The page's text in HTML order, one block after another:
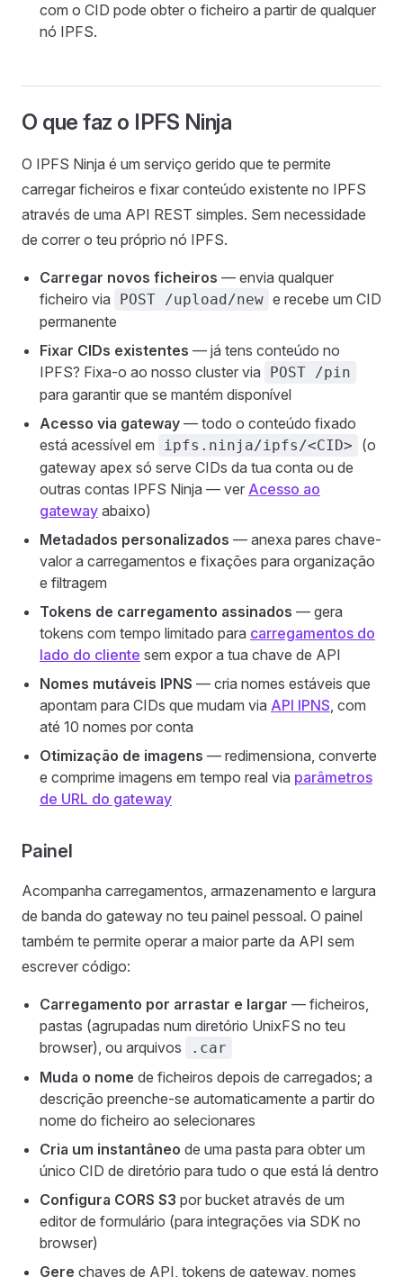
com o CID pode obter o ficheiro a partir de qualquer
nó IPFS.
O que faz o IPFS Ninja
O IPFS Ninja é um serviço gerido que te permite
carregar ficheiros e fixar conteúdo existente no IPFS
através de uma API REST simples. Sem necessidade
de correr o teu próprio nó IPFS.
Carregar novos ficheiros — envia qualquer
ficheiro via
POST /upload/new e recebe um CID
permanente
Fixar CIDs existentes — já tens conteúdo no
IPFS? Fixa-o ao nosso cluster via
POST /pin
para garantir que se mantém disponível
Acesso via gateway — todo o conteúdo fixado
está acessível em
ipfs.ninja/ipfs/<CID>
(o
gateway apex só serve CIDs da tua conta ou de
outras contas IPFS Ninja — ver Acesso ao
gateway abaixo)
Metadados personalizados — anexa pares chave-
valor a carregamentos e fixações para organização
e filtragem
Tokens de carregamento assinados — gera
tokens com tempo limitado para carregamentos do
lado do cliente sem expor a tua chave de API
Nomes mutáveis IPNS — cria nomes estáveis que
apontam para CIDs que mudam via API IPNS, com
até 10 nomes por conta
Otimização de imagens — redimensiona, converte
e comprime imagens em tempo real via parâmetros
de URL do gateway
Painel
Acompanha carregamentos, armazenamento e largura
de banda do gateway no teu painel pessoal. O painel
também te permite operar a maior parte da API sem
escrever código:
Carregamento por arrastar e largar — ficheiros,
pastas (agrupadas num diretório UnixFS no teu
browser), ou arquivos
.car
Muda o nome de ficheiros depois de carregados; a
descrição preenche-se automaticamente a partir do
nome do ficheiro ao selecionares
Cria um instantâneo de uma pasta para obter um
único CID de diretório para tudo o que está lá dentro
Configura CORS S3 por bucket através de um
editor de formulário (para integrações via SDK no
browser)
Gere chaves de API, tokens de gateway, nomes